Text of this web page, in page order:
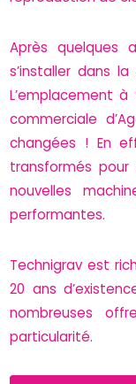
Après quelques
s’installer dans
L’emplacement
commerciale
changées ! En
transformés
nouvelles
performantes.
Technigrav est
20 ans
nombreuses
particularité.